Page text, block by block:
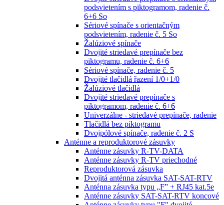
podsvietením s piktogramom, radenie č.
6+6 So
Sériové spínače s orientačným
podsvietením, radenie č. 5 So
Žalúziové spínače
Dvojité striedavé prepínače bez
piktogramu, radenie č. 6+6
Sériové spínače, radenie č. 5
Dvojité tlačidlá řazení 1/0+1/0
Žalúziové tlačidlá
Dvojité striedavé prepínače s
piktogramom, radenie č. 6+6
Univerzálne - striedavé prepínače, radenie
Tlačidlá bez piktogramu
Dvojpólové spínače, radenie č. 2 S
Anténne a reproduktorové zásuvky
Anténne zásuvky R-TV-DATA
Anténne zásuvky R-TV priechodné
Reproduktorová zásuvka
Dvojitá anténna zásuvka SAT-SAT-RTV
Anténna zásuvka typu „F” + RJ45 kat.5e
Anténne zásuvky SAT-SAT-RTV koncové